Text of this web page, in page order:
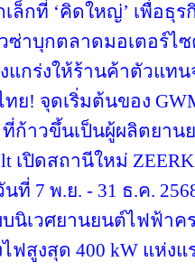
เล็กที่ ‘คิดใหญ่’ เพื่อธุ
ยัวซ่าบุกตลาดมอเตอร์
แกร่งให้ร้านค้าตัวแท
ย! จุดเริ่มต้นของ
ก้าวขึ้นเป็นผู้ผลิตยาน
เปิดสถานีใหม่
ที่ 7 พ.ย. - 31 ธ.ค.
นิเวศยานยนต์ไฟฟ้า
ไฟสูงสุด 400 kW แห่ง